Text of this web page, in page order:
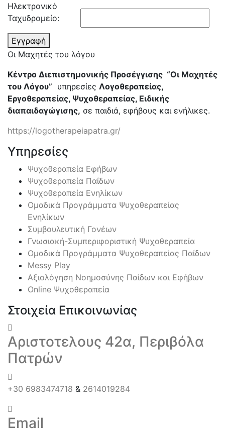
Ηλεκτρονικό
Ταχυδρομείο:
Εγγραφή
Οι Μαχητές του λόγου
Κέντρο Διεπιστημονικής Προσέγγισης “Οι Μαχητές
του Λόγου” υπηρεσίες Λογοθεραπείας,
Εργοθεραπείας, Ψυχοθεραπείας, Ειδικής
διαπαιδαγώγισης, σε παιδιά, εφήβους και ενήλικες.
https://logotherapeiapatra.gr/
Υπηρεσίες
Ψυχοθεραπεία Εφήβων
Ψυχοθεραπεία Παίδων
Ψυχοθεραπεία Ενηλίκων
Ομαδικά Προγράμματα Ψυχοθεραπείας
Ενηλίκων
Συμβουλευτική Γονέων
Γνωσιακή-Συμπεριφοριστική Ψυχοθεραπεία
Ομαδικά Προγράμματα Ψυχοθεραπείας Παίδων
Messy Play
Αξιολόγηση Νοημοσύνης Παίδων και Εφήβων
Online Ψυχοθεραπεία
Στοιχεία Επικοινωνίας
Αριστοτελους 42α, Περιβόλα
Πατρών
+30 6983474718 & 2614019284
Email